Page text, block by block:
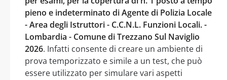
pieno e indeterminato di Agente di Polizia Locale
- Area degli Istruttori - C.C.N.L. Funzioni Locali. -
Lombardia - Comune di Trezzano Sul Naviglio
2026. Infatti consente di creare un ambiente di
prova temporizzato e simile a un test, che può
essere utilizzato per simulare vari aspetti